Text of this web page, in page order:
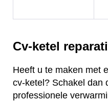
Cv-ketel
Heeft u te maken met
cv-ketel? Schakel dan
professionele